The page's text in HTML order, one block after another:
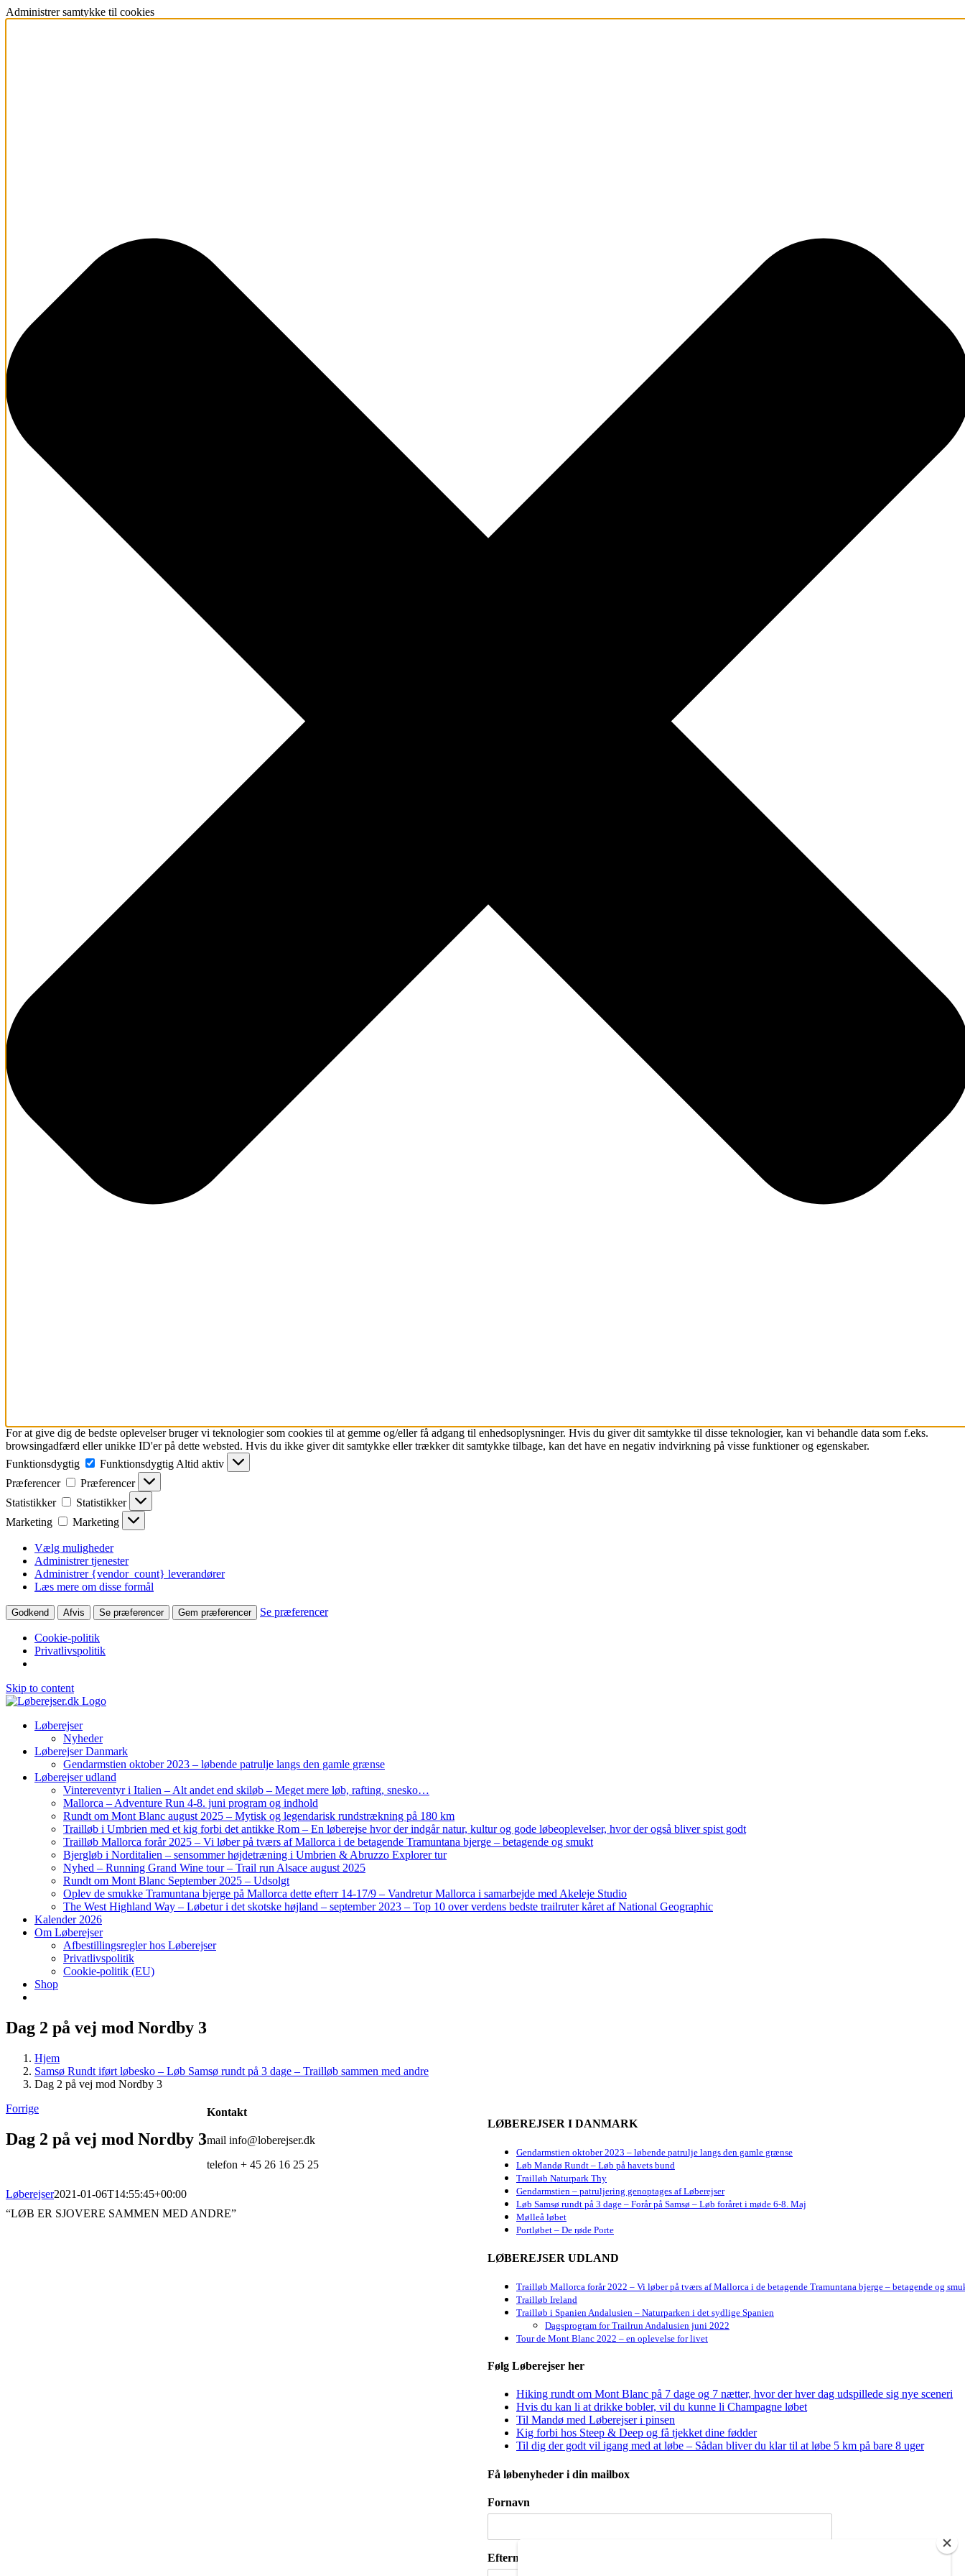
Administrer samtykke til cookies
For at give dig de bedste oplevelser bruger vi teknologier som cookies til at gemme og/eller få adgang til enhedsoplysninger. Hvis du giver dit samtykke til disse teknologier, kan vi behandle data som f.eks.
browsingadfærd eller unikke ID'er på dette websted. Hvis du ikke giver dit samtykke eller trækker dit samtykke tilbage, kan det have en negativ indvirkning på visse funktioner og egenskaber.
Funktionsdygtig
Funktionsdygtig Altid aktiv
Præferencer
Præferencer
Statistikker
Statistikker
Marketing
Marketing
Vælg muligheder
Administrer tjenester
Administrer {vendor_count} leverandører
Læs mere om disse formål
Godkend Afvis Se præferencer Gem præferencer Se præferencer
Cookie-politik
Privatlivspolitik
Skip to content
Løberejser
Nyheder
Løberejser Danmark
Gendarmstien oktober 2023 – løbende patrulje langs den gamle grænse
Løberejser udland
Vintereventyr i Italien – Alt andet end skiløb – Meget mere løb, rafting, snesko…
Mallorca – Adventure Run 4-8. juni program og indhold
Rundt om Mont Blanc august 2025 – Mytisk og legendarisk rundstrækning på 180 km
Trailløb i Umbrien med et kig forbi det antikke Rom – En løberejse hvor der indgår natur, kultur og gode løbeoplevelser, hvor der også bliver spist godt
Trailløb Mallorca forår 2025 – Vi løber på tværs af Mallorca i de betagende Tramuntana bjerge – betagende og smukt
Bjergløb i Norditalien – sensommer højdetræning i Umbrien & Abruzzo Explorer tur
Nyhed – Running Grand Wine tour – Trail run Alsace august 2025
Rundt om Mont Blanc September 2025 – Udsolgt
Oplev de smukke Tramuntana bjerge på Mallorca dette efterr 14-17/9 – Vandretur Mallorca i samarbejde med Akeleje Studio
The West Highland Way – Løbetur i det skotske højland – september 2023 – Top 10 over verdens bedste trailruter kåret af National Geographic
Kalender 2026
Om Løberejser
Afbestillingsregler hos Løberejser
Privatlivspolitik
Cookie-politik (EU)
Shop
Dag 2 på vej mod Nordby 3
Hjem
Samsø Rundt iført løbesko – Løb Samsø rundt på 3 dage – Trailløb sammen med andre
Dag 2 på vej mod Nordby 3
Forrige
Dag 2 på vej mod Nordby 3
Løberejser2021-01-06T14:55:45+00:00
LØBEREJSER I DANMARK
Gendarmstien oktober 2023 – løbende patrulje langs den gamle grænse
Løb Mandø Rundt – Løb på havets bund
Trailløb Naturpark Thy
Gendarmstien – patruljering genoptages af Løberejser
Løb Samsø rundt på 3 dage – Forår på Samsø – Løb foråret i møde 6-8. Maj
Mølleå løbet
Portløbet – De røde Porte
LØBEREJSER UDLAND
Trailløb Mallorca forår 2022 – Vi løber på tværs af Mallorca i de betagende Tramuntana bjerge – betagende og
Trailløb Ireland
Trailløb i Spanien Andalusien – Naturparken i det sydlige Spanien
Dagsprogram for Trailrun Andalusien juni 2022
Tour de Mont Blanc 2022 – en oplevelse for livet
Følg Løberejser her
Hiking rundt om Mont Blanc på 7 dage og 7 nætter, hvor der hver dag udspillede sig nye sceneri
Hvis du kan li at drikke bobler, vil du kunne li Champagne løbet
Til Mandø med Løberejser i pinsen
Kig forbi hos Steep & Deep og få tjekket dine fødder
Til dig der godt vil igang med at løbe – Sådan bliver du klar til at løbe 5 km på bare 8 uger
Få løbenyheder i din mailbox
Fornavn
Efternavn
Kontakt
mail info@loberejser.dk
telefon + 45 26 16 25 25
“LØB ER SJOVERE SAMMEN MED ANDRE”